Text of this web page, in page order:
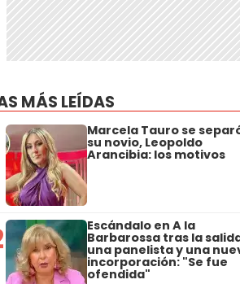
MÁS LEÍDAS
Marcela Tauro se
su novio, Leopoldo
Arancibia: los motivos
Escándalo en A la
Barbarossa tras la
una panelista y una
incorporación: "Se fue
ofendida"